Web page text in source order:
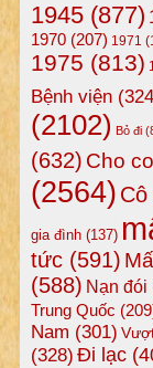
1945(877)
1970(207) 1971
1975 (813)
Bệnh viện
(2102) Bỏ đi
(632) Cho
(2564) Cô
gia đình(137)
tức(591)
(588) Nạn đói
Trung Quốc
Nam (301)
(328) Đi lạc